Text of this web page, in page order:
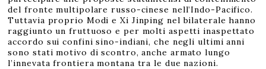
del fronte multipolare russo-cinese nell’Indo-Pacifico.
Tuttavia proprio Modi e Xi Jinping nel bilaterale hanno
raggiunto un fruttuoso e per molti aspetti inaspettato
accordo sui confini sino-indiani, che negli ultimi anni
sono stati motivo di scontro, anche armato lungo
l’innevata frontiera montana tra le due nazioni.